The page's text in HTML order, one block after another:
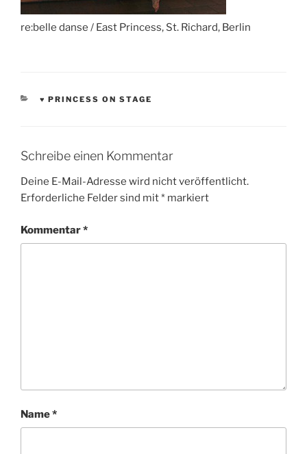
re:belle danse / East Princess, St. Richard, Berlin
KATEGORIEN
♥ PRINCESS ON STAGE
Schreibe einen Kommentar
Deine E-Mail-Adresse wird nicht veröffentlicht.
Erforderliche Felder sind mit* markiert
Kommentar*
Name*